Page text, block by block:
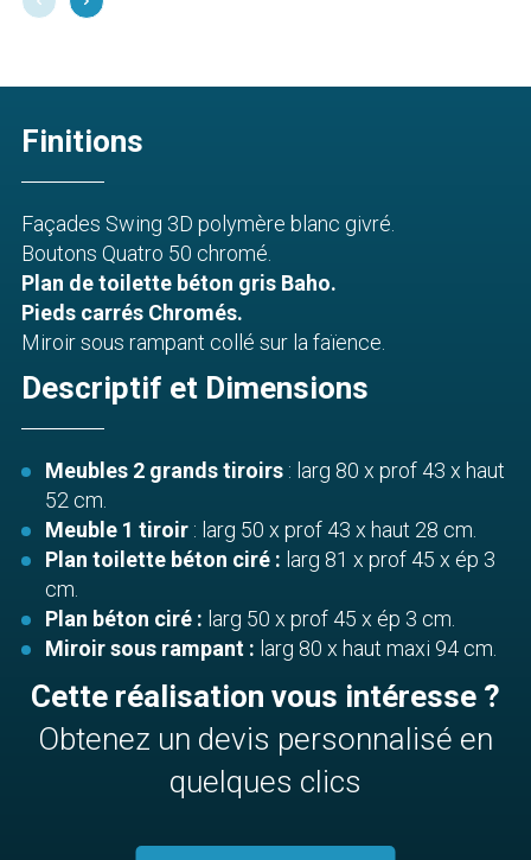
Finitions
Façades Swing 3D polymère blanc givré.
Boutons Quatro 50 chromé.
Plan de toilette béton gris Baho.
Pieds carrés Chromés.
Miroir sous rampant collé sur la faïence.
Descriptif et Dimensions
Meubles 2 grands tiroirs : larg 80 x prof 43 x haut
52 cm.
Meuble 1 tiroir : larg 50 x prof 43 x haut 28 cm.
Plan toilette béton ciré : larg 81 x prof 45 x ép 3
cm.
Plan béton ciré : larg 50 x prof 45 x ép 3 cm.
Miroir sous rampant : larg 80 x haut maxi 94 cm.
Cette réalisation vous intéresse ?
Obtenez un devis personnalisé en
quelques clics